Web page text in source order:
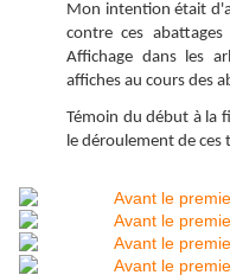
Mon intention était
contre ces
Affichage dans les
affiches au cours des
Témoin du début à la
le déroulement de